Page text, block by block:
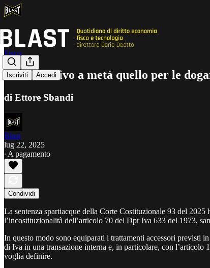
Iscriviti Accedi
Fisco
Un correttivo a metà quello per le
di Ettore Sbandi
Blast
lug 22, 2025
∙ A pagamento
Condividi
La sentenza spartiacque della Corte Costituzionale 93 del 2025
l’incostituzionalità dell’articolo 70 del Dpr Iva 633 del 1973,
In questo modo sono equiparati i trattamenti accessori previsti
di Iva in una transazione interna e, in particolare, con l’articolo
voglia definire.